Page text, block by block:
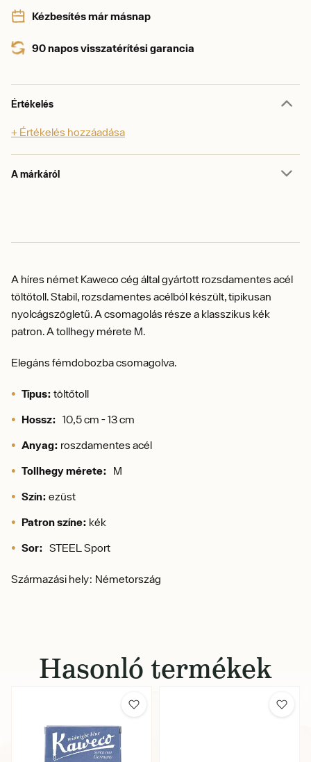
Kézbesítés már másnap
90 napos visszatérítési garancia
Értékelés
+ Értékelés hozzáadása
A márkáról
A híres német Kaweco cég által gyártott rozsdamentes acél
töltőtoll. Stabil, rozsdamentes acélból készült, tipikusan
nyolcágszögletű. A csomagolás része a klasszikus kék
patron. A tollhegy mérete M.
Elegáns fémdobozba csomagolva.
Típus: töltőtoll
Hossz: 10,5 cm - 13 cm
Anyag: roszdamentes acél
Tollhegy mérete: M
Szín: ezüst
Patron színe: kék
Sor: STEEL Sport
Származási hely: Németország
Hasonló termékek